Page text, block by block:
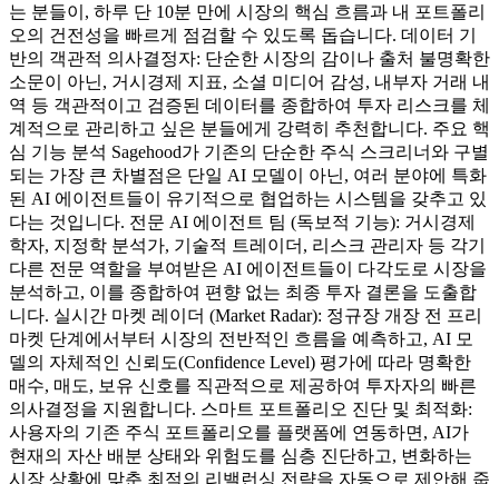
는 분들이, 하루 단 10분 만에 시장의 핵심 흐름과 내 포트폴리
오의 건전성을 빠르게 점검할 수 있도록 돕습니다. 데이터 기
반의 객관적 의사결정자: 단순한 시장의 감이나 출처 불명확한
소문이 아닌, 거시경제 지표, 소셜 미디어 감성, 내부자 거래 내
역 등 객관적이고 검증된 데이터를 종합하여 투자 리스크를 체
계적으로 관리하고 싶은 분들에게 강력히 추천합니다. 주요 핵
심 기능 분석 Sagehood가 기존의 단순한 주식 스크리너와 구별
되는 가장 큰 차별점은 단일 AI 모델이 아닌, 여러 분야에 특화
된 AI 에이전트들이 유기적으로 협업하는 시스템을 갖추고 있
다는 것입니다. 전문 AI 에이전트 팀 (독보적 기능): 거시경제
학자, 지정학 분석가, 기술적 트레이더, 리스크 관리자 등 각기
다른 전문 역할을 부여받은 AI 에이전트들이 다각도로 시장을
분석하고, 이를 종합하여 편향 없는 최종 투자 결론을 도출합
니다. 실시간 마켓 레이더 (Market Radar): 정규장 개장 전 프리
마켓 단계에서부터 시장의 전반적인 흐름을 예측하고, AI 모
델의 자체적인 신뢰도(Confidence Level) 평가에 따라 명확한
매수, 매도, 보유 신호를 직관적으로 제공하여 투자자의 빠른
의사결정을 지원합니다. 스마트 포트폴리오 진단 및 최적화:
사용자의 기존 주식 포트폴리오를 플랫폼에 연동하면, AI가
현재의 자산 배분 상태와 위험도를 심층 진단하고, 변화하는
시장 상황에 맞춘 최적의 리밸런싱 전략을 자동으로 제안해 줍